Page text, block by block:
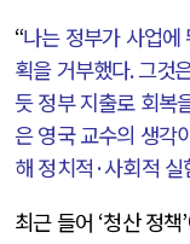
“나는 정부가 사업에
획을 거부했다.그것
듯 정부 지출로 회복
은 영국 교수의 생각
해 정치적 ·사회적
최근 들어 ‘청산 정책’